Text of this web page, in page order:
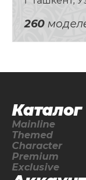
260
Каталог
Mainline
Themed
Character
Premium
Exclusive